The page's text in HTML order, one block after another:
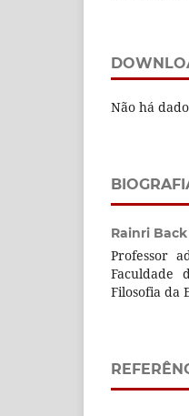
Não há
Rainri
Professor
Faculdade
Filosofia da